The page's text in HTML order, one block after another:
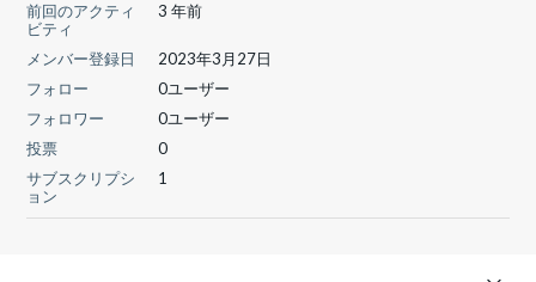
前回のアクティ
ビティ
3 年前
メンバー登録日
2023年3月27日
フォロー
0ユーザー
フォロワー
0ユーザー
投票
0
サブスクリプシ
ョン
1